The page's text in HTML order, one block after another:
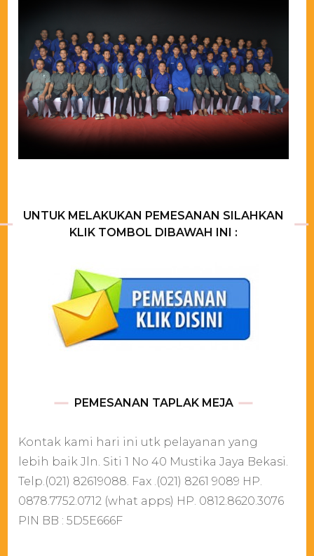
UNTUK MELAKUKAN PEMESANAN SILAHKAN
KLIK TOMBOL DIBAWAH INI :
PEMESANAN TAPLAK MEJA
Kontak kami hari ini utk pelayanan yang
lebih baik Jln. Siti 1 No 40 Mustika Jaya Bekasi.
Telp.(021) 82619088. Fax .(021) 8261 9089 HP.
0878.7752.0712 (what apps) HP. 0812.8620.3076
PIN BB : 5D5E666F